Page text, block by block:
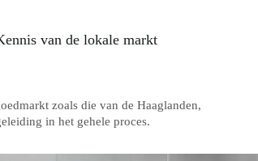
van de lokale markt
zoals die van de Haaglanden,
in het gehele proces.